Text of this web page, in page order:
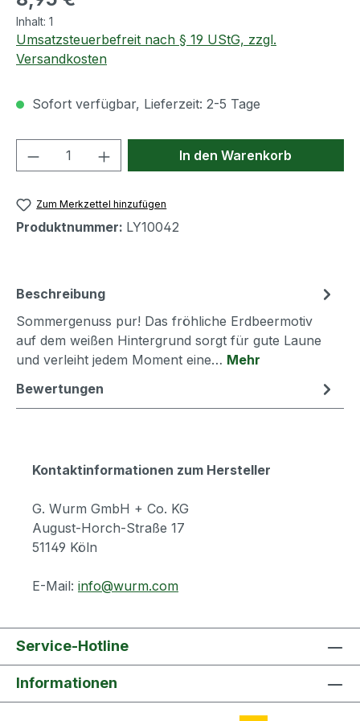
Inhalt: 1
Umsatzsteuerbefreit nach § 19 UStG, zzgl.
Versandkosten
Sofort verfügbar, Lieferzeit: 2-5 Tage
Produkt Anzahl: Gib denIn den Warenkorb
Zum Merkzettel hinzufügen
Produktnummer: LY10042
Beschreibung
Sommergenuss pur! Das fröhliche Erdbeermotiv
auf dem weißen Hintergrund sorgt für gute Laune
und verleiht jedem Moment eine… Mehr
Bewertungen
Kontaktinformationen zum Hersteller
G. Wurm GmbH + Co. KG
August-Horch-Straße 17
51149 Köln
E-Mail: info@wurm.com
Service-Hotline
Informationen